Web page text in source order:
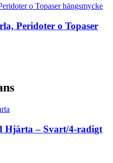
Peridoter o Topaser
Hjärta – Svart/4-radigt